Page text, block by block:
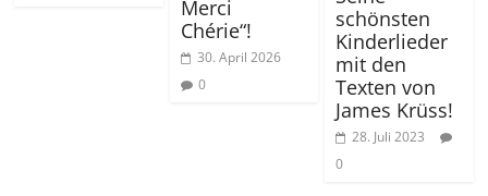
Merci
Chérie“!
30. April 2026
0
schönsten
Kinderlieder
mit den
Texten von
James Krüss!
28. Juli 2023
0